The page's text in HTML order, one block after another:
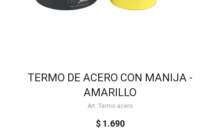
TERMO DE ACERO CON MANIJA -
AMARILLO
Termo acero
$ 1.690